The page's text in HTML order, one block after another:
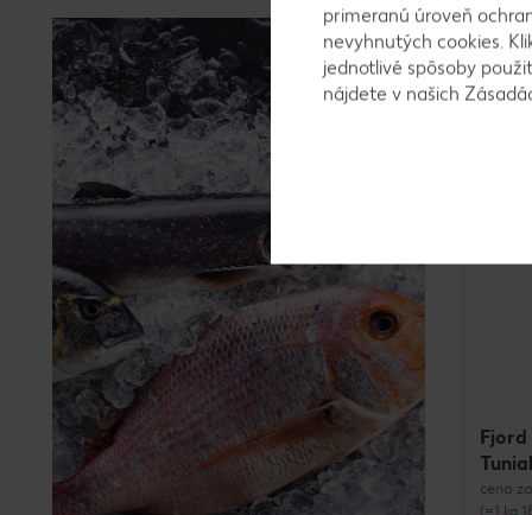
Naša
Platnosť
Fjord
cena
(=1 kg
primeranú úroveň
nevyhnutých cookies.
jednotlivé spôsoby
nájdete v našich